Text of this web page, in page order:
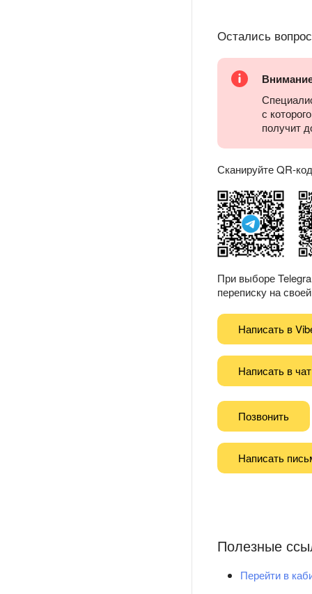
Остались
с
получит
Сканируйте QR-
При выборе
переписку на
Написать в
Написать в чат
Позвонить
Написать
Полезные
Перейти в